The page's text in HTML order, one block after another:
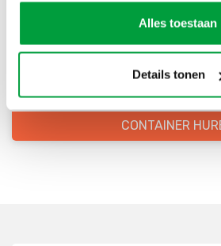
Alles toestaan
Details tonen
CONTAINER